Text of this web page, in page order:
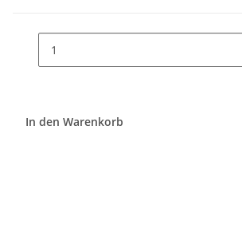
In den Warenkorb